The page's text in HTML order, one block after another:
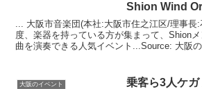
Shion Wind
... 大阪市音楽団(本社:大阪市住之江区/理事長
度、楽器を持っている方が集まって、Shion
曲を演奏できる人気イベント...Source: 大阪
大阪のイベント
乗客ら3人ケ